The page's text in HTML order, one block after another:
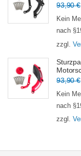
93,90€
Kein
nach
zzgl.
93,90€
Kein
nach
zzgl.